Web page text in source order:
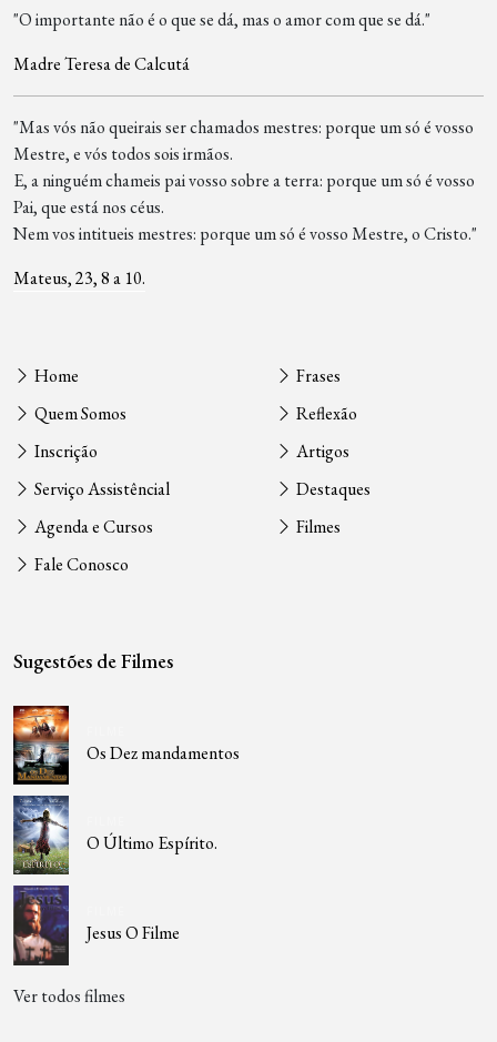
"O importante não é o que se dá, mas o amor com que se dá."
Madre Teresa de Calcutá
"Mas vós não queirais ser chamados mestres: porque um só é vosso
Mestre, e vós todos sois irmãos.
E, a ninguém chameis pai vosso sobre a terra: porque um só é vosso
Pai, que está nos céus.
Nem vos intitueis mestres: porque um só é vosso Mestre, o Cristo."
Mateus, 23, 8 a 10.
Home
Quem Somos
Inscrição
Serviço Assistêncial
Agenda e Cursos
Fale Conosco
Frases
Reflexão
Artigos
Destaques
Filmes
Sugestões de Filmes
Os Dez mandamentos
O Último Espírito.
Jesus O Filme
Ver todos filmes